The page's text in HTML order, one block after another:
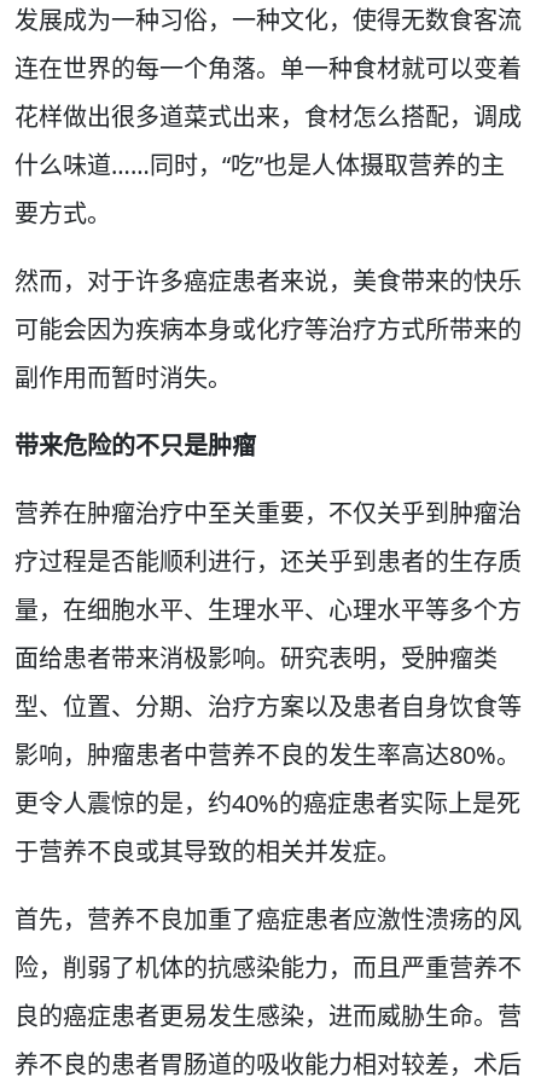
发展成为一种习俗，一种文化，使得无数食客流
连在世界的每一个角落。单一种食材就可以变着
花样做出很多道菜式出来，食材怎么搭配，调成
什么味道……同时，“吃”也是人体摄取营养的主
要方式。
然而，对于许多癌症患者来说，美食带来的快乐
可能会因为疾病本身或化疗等治疗方式所带来的
副作用而暂时消失。
带来危险的不只是肿瘤
营养在肿瘤治疗中至关重要，不仅关乎到肿瘤治
疗过程是否能顺利进行，还关乎到患者的生存质
量，在细胞水平、生理水平、心理水平等多个方
面给患者带来消极影响。研究表明，受肿瘤类
型、位置、分期、治疗方案以及患者自身饮食等
影响，肿瘤患者中营养不良的发生率高达80%。
更令人震惊的是，约40%的癌症患者实际上是死
于营养不良或其导致的相关并发症。
首先，营养不良加重了癌症患者应激性溃疡的风
险，削弱了机体的抗感染能力，而且严重营养不
良的癌症患者更易发生感染，进而威胁生命。营
养不良的患者胃肠道的吸收能力相对较差，术后